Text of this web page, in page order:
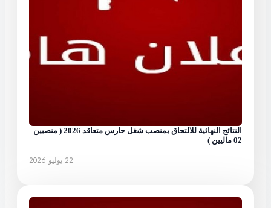
النتائج النهائية للالتحاق بمنصب شغل حارس متعاقد 2026 ( منصبين
02 ماليين )
22 يوليو 2026